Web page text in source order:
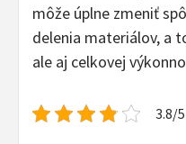
môže úplne zmeniť
delenia materiálov, a
ale aj celkovej
3.8/